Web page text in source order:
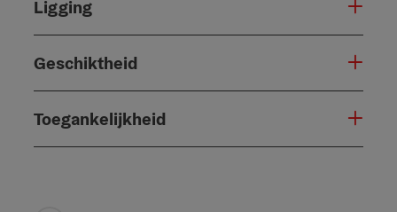
Ligging
Geschiktheid
Toegankelijkheid